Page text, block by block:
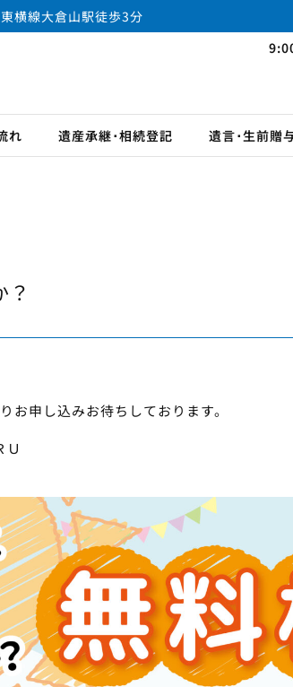
横線大倉山駅徒歩3分
れ 遺産承継･相続登記 遺言･生前贈
お申し込みお待ちしております。
Ｕ